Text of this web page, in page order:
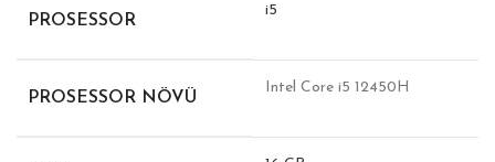
PROSESSOR
i5
PROSESSOR NÖVÜ
Intel Core i5 12450H